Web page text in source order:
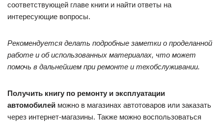
соответствующей главе книги и найти ответы на
интересующие вопросы.
Рекомендуется делать подробные заметки о проделанной
работе и об использованных материалах, что может
помочь в дальнейшем при ремонте и техобслуживании.
Получить книгу по ремонту и эксплуатации
автомобилей можно в магазинах автотоваров или заказать
через интернет-магазины. Также можно воспользоваться